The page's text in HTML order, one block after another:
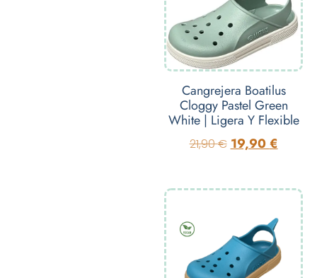
Cangrejera Boatilus
Cloggy Pastel Green
White | Ligera Y Flexible
21,90€ 19,90€